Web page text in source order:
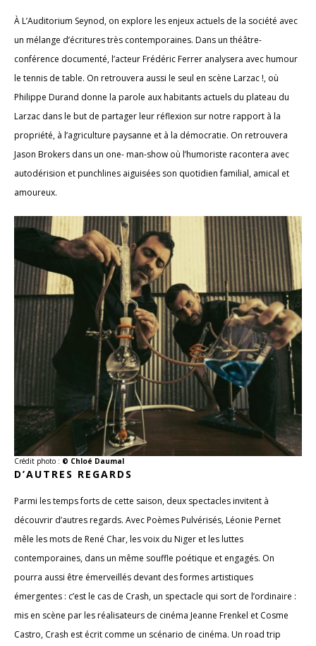
À L’Auditorium Seynod, on explore les enjeux actuels de la société avec
un mélange d’écritures très contemporaines. Dans un théâtre-
conférence documenté, l’acteur Frédéric Ferrer analysera avec humour
le tennis de table. On retrouvera aussi le seul en scène Larzac !, où
Philippe Durand donne la parole aux habitants actuels du plateau du
Larzac dans le but de partager leur réflexion sur notre rapport à la
propriété, à l’agriculture paysanne et à la démocratie. On retrouvera
Jason Brokers dans un one- man-show où l’humoriste racontera avec
autodérision et punchlines aiguisées son quotidien familial, amical et
amoureux.
Crédit photo : © Chloé Daumal
D’AUTRES REGARDS
Parmi les temps forts de cette saison, deux spectacles invitent à
découvrir d’autres regards. Avec Poèmes Pulvérisés, Léonie Pernet
mêle les mots de René Char, les voix du Niger et les luttes
contemporaines, dans un même souffle poétique et engagés. On
pourra aussi être émerveillés devant des formes artistiques
émergentes : c’est le cas de Crash, un spectacle qui sort de l’ordinaire :
mis en scène par les réalisateurs de cinéma Jeanne Frenkel et Cosme
Castro, Crash est écrit comme un scénario de cinéma. Un road trip